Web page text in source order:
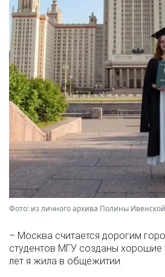
Фото: из личного архива Полины Ивенской
– Москва считается дорогим
студентов МГУ созданы хорошие
лет я жила в общежитии.